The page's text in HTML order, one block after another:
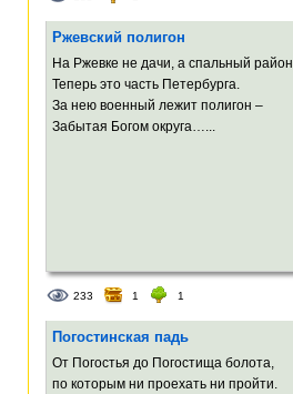
Ржевский полигон
На Ржевке не дачи, а спальный район,
Теперь это часть Петербурга.
За нею военный лежит полигон –
Забытая Богом округа…...
233 1 1
Погостинская падь
От Погостья до Погостища болота,
по которым ни проехать ни пройти.